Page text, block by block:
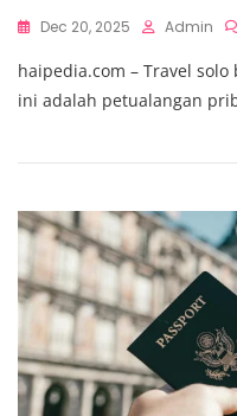
Dec 20, 2025 Admin
haipedia.com – Travel
ini adalah petualangan